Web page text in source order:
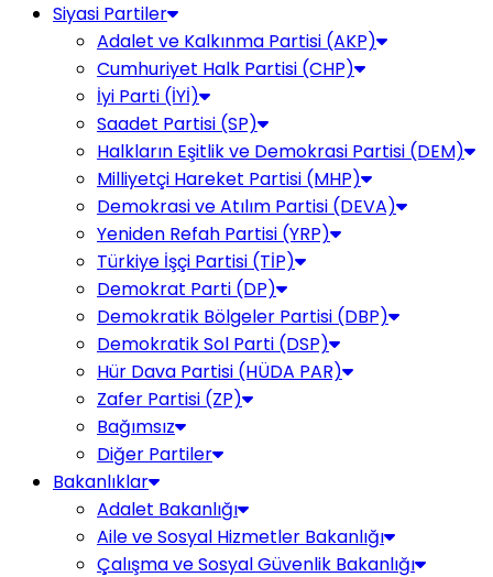
Siyasi Partiler
Adalet ve Kalkınma Partisi (AKP)
Cumhuriyet Halk Partisi (CHP)
İyi Parti (İYİ)
Saadet Partisi (SP)
Halkların Eşitlik ve Demokrasi Partisi (DEM)
Milliyetçi Hareket Partisi (MHP)
Demokrasi ve Atılım Partisi (DEVA)
Yeniden Refah Partisi (YRP)
Türkiye İşçi Partisi (TİP)
Demokrat Parti (DP)
Demokratik Bölgeler Partisi (DBP)
Demokratik Sol Parti (DSP)
Hür Dava Partisi (HÜDA PAR)
Zafer Partisi (ZP)
Bağımsız
Diğer Partiler
Bakanlıklar
Adalet Bakanlığı
Aile ve Sosyal Hizmetler Bakanlığı
Çalışma ve Sosyal Güvenlik Bakanlığı